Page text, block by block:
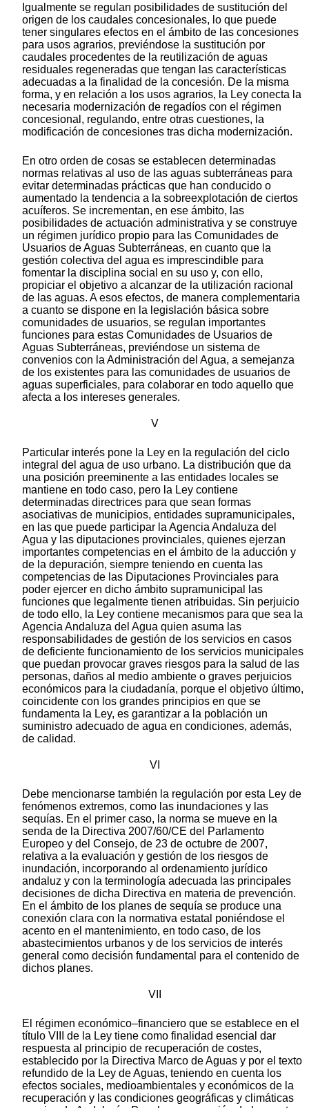
Igualmente se regulan posibilidades de sustitución del
origen de los caudales concesionales, lo que puede
tener singulares efectos en el ámbito de las concesiones
para usos agrarios, previéndose la sustitución por
caudales procedentes de la reutilización de aguas
residuales regeneradas que tengan las características
adecuadas a la finalidad de la concesión. De la misma
forma, y en relación a los usos agrarios, la Ley conecta la
necesaria modernización de regadíos con el régimen
concesional, regulando, entre otras cuestiones, la
modificación de concesiones tras dicha modernización.
En otro orden de cosas se establecen determinadas
normas relativas al uso de las aguas subterráneas para
evitar determinadas prácticas que han conducido o
aumentado la tendencia a la sobreexplotación de ciertos
acuíferos. Se incrementan, en ese ámbito, las
posibilidades de actuación administrativa y se construye
un régimen jurídico propio para las Comunidades de
Usuarios de Aguas Subterráneas, en cuanto que la
gestión colectiva del agua es imprescindible para
fomentar la disciplina social en su uso y, con ello,
propiciar el objetivo a alcanzar de la utilización racional
de las aguas. A esos efectos, de manera complementaria
a cuanto se dispone en la legislación básica sobre
comunidades de usuarios, se regulan importantes
funciones para estas Comunidades de Usuarios de
Aguas Subterráneas, previéndose un sistema de
convenios con la Administración del Agua, a semejanza
de los existentes para las comunidades de usuarios de
aguas superficiales, para colaborar en todo aquello que
afecta a los intereses generales.
V
Particular interés pone la Ley en la regulación del ciclo
integral del agua de uso urbano. La distribución que da
una posición preeminente a las entidades locales se
mantiene en todo caso, pero la Ley contiene
determinadas directrices para que sean formas
asociativas de municipios, entidades supramunicipales,
en las que puede participar la Agencia Andaluza del
Agua y las diputaciones provinciales, quienes ejerzan
importantes competencias en el ámbito de la aducción y
de la depuración, siempre teniendo en cuenta las
competencias de las Diputaciones Provinciales para
poder ejercer en dicho ámbito supramunicipal las
funciones que legalmente tienen atribuidas. Sin perjuicio
de todo ello, la Ley contiene mecanismos para que sea la
Agencia Andaluza del Agua quien asuma las
responsabilidades de gestión de los servicios en casos
de deficiente funcionamiento de los servicios municipales
que puedan provocar graves riesgos para la salud de las
personas, daños al medio ambiente o graves perjuicios
económicos para la ciudadanía, porque el objetivo último,
coincidente con los grandes principios en que se
fundamenta la Ley, es garantizar a la población un
suministro adecuado de agua en condiciones, además,
de calidad.
VI
Debe mencionarse también la regulación por esta Ley de
fenómenos extremos, como las inundaciones y las
sequías. En el primer caso, la norma se mueve en la
senda de la Directiva 2007/60/CE del Parlamento
Europeo y del Consejo, de 23 de octubre de 2007,
relativa a la evaluación y gestión de los riesgos de
inundación, incorporando al ordenamiento jurídico
andaluz y con la terminología adecuada las principales
decisiones de dicha Directiva en materia de prevención.
En el ámbito de los planes de sequía se produce una
conexión clara con la normativa estatal poniéndose el
acento en el mantenimiento, en todo caso, de los
abastecimientos urbanos y de los servicios de interés
general como decisión fundamental para el contenido de
dichos planes.
VII
El régimen económico–financiero que se establece en el
título VIII de la Ley tiene como finalidad esencial dar
respuesta al principio de recuperación de costes,
establecido por la Directiva Marco de Aguas y por el texto
refundido de la Ley de Aguas, teniendo en cuenta los
efectos sociales, medioambientales y económicos de la
recuperación y las condiciones geográficas y climáticas